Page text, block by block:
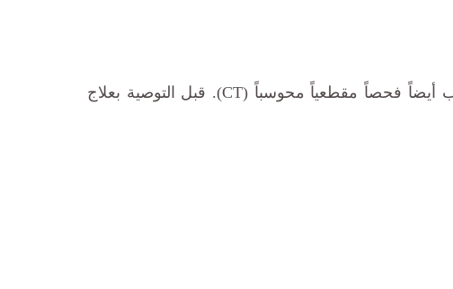
في معظم الحالات، سيبدأ طبيبك بصورة شعاعية. إذا كانت هناك حاجة لمزيد من المعلومات، قد يطلب أيضاً فحصاً مقطعياً محوسباً (CT). قبل التوصية بعلاج